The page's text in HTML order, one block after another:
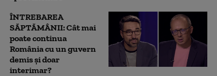
ÎNTREBAREA
SĂPTĂMÂNII: Cât mai
poate continua
România cu un guvern
demis și doar
interimar?